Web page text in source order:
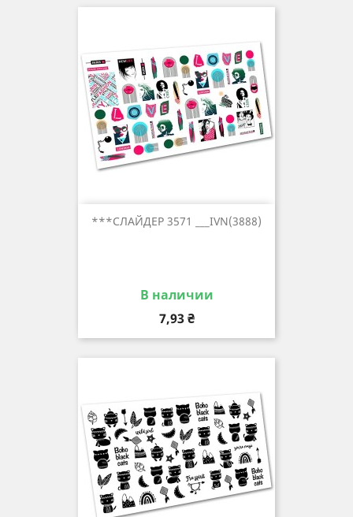
***СЛАЙДЕР 3571 ___IVN(3888)
В наличии
Цена
7,93 ₴